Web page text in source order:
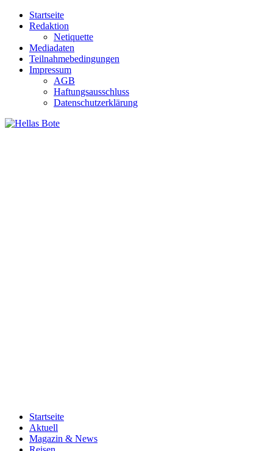
Zum
Inhalt
Startseite
Redaktion
Netiquette
Mediadaten
Teilnahmebedingungen
Impressum
AGB
Haftungsausschluss
Datenschutzerklärung
Startseite
Aktuell
Magazin & News